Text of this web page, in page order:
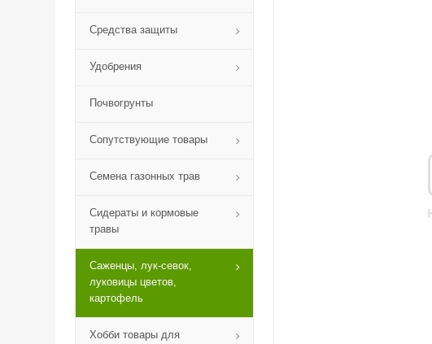
Средства защиты
Удобрения
Почвогрунты
Сопутствующие товары
Семена газонных трав
Сидераты и кормовые
травы
Саженцы, лук-севок,
луковицы цветов,
картофель
Хобби товары для